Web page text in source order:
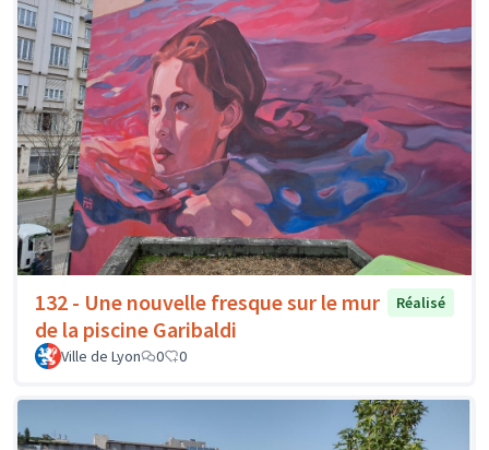
132 - Une nouvelle fresque sur le mur
de la piscine Garibaldi
Réalisé
Ville de Lyon 0 0